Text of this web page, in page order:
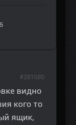
видно
кого то
ящик,
#281680